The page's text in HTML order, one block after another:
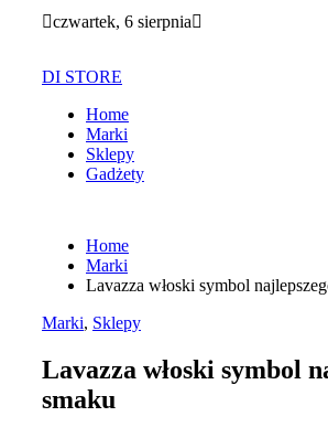
czwartek, 6 sierpnia
DI STORE
Home
Marki
Sklepy
Gadżety
Home
Marki
Lavazza włoski symbol
Marki, Sklepy
Lavazza włoski symbol
smaku